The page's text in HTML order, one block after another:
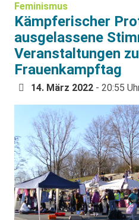
Feminismus
Kämpferischer
ausgelassene
Veranstaltungen
Frauenkampftag
14. März 2022 - 20:55